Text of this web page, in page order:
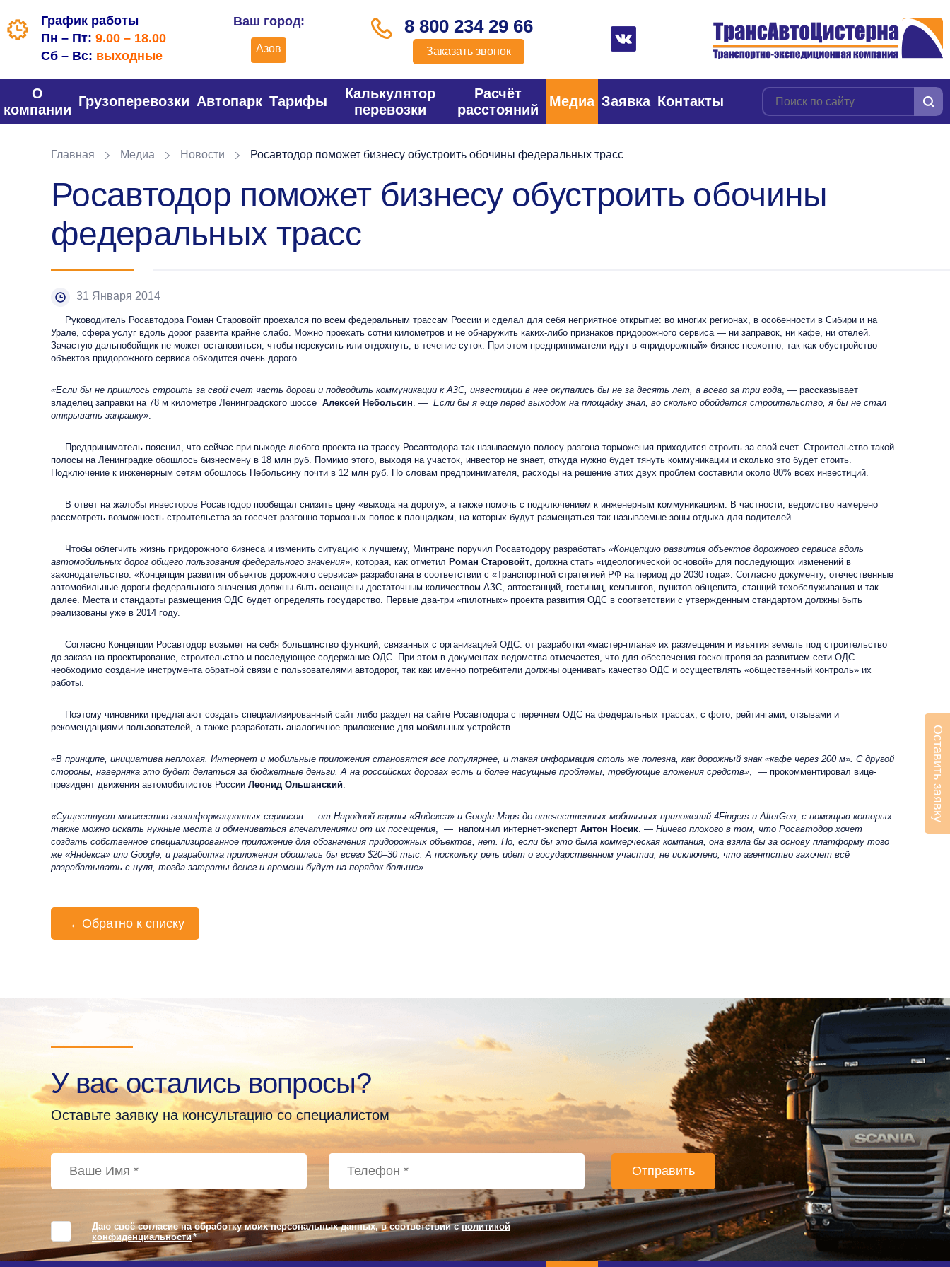
График работы
Пн – Пт: 9.00 – 18.00
Сб – Вс: выходные
Ваш город:
Азов
8 800 234 29 66
Заказать звонок
О
компании
Грузоперевозки Автопарк Тарифы
Калькулятор
перевозки
Расчёт
расстояний
Медиа Заявка Контакты
Главная Медиа Новости Росавтодор поможет бизнесу обустроить обочины федеральных трасс
Росавтодор поможет бизнесу обустроить обочины
федеральных трасс
31 Января 2014
Руководитель Росавтодора Роман Старовойт проехался по всем федеральным трассам России и сделал для себя неприятное открытие: во многих регионах, в особенности в Сибири и на
Урале, сфера услуг вдоль дорог развита крайне слабо. Можно проехать сотни километров и не обнаружить каких-либо признаков придорожного сервиса — ни заправок, ни кафе, ни отелей.
Зачастую дальнобойщик не может остановиться, чтобы перекусить или отдохнуть, в течение суток. При этом предприниматели идут в «придорожный» бизнес неохотно, так как обустройство
объектов придорожного сервиса обходится очень дорого.
«Если бы не пришлось строить за свой счет часть дороги и подводить коммуникации к АЗС, инвестиции в нее окупались бы не за десять лет, а всего за три года, — рассказывает
владелец заправки на 78 м километре Ленинградского шоссе Алексей Небольсин. — Если бы я еще перед выходом на площадку знал, во сколько обойдется строительство, я бы не стал
открывать заправку».
Предприниматель пояснил, что сейчас при выходе любого проекта на трассу Росавтодора так называемую полосу разгона-торможения приходится строить за свой счет. Строительство такой
полосы на Ленинградке обошлось бизнесмену в 18 млн руб. Помимо этого, выходя на участок, инвестор не знает, откуда нужно будет тянуть коммуникации и сколько это будет стоить.
Подключение к инженерным сетям обошлось Небольсину почти в 12 млн руб. По словам предпринимателя, расходы на решение этих двух проблем составили около 80% всех инвестиций.
В ответ на жалобы инвесторов Росавтодор пообещал снизить цену «выхода на дорогу», а также помочь с подключением к инженерным коммуникациям. В частности, ведомство намерено
рассмотреть возможность строительства за госсчет разгонно-тормозных полос к площадкам, на которых будут размещаться так называемые зоны отдыха для водителей.
Чтобы облегчить жизнь придорожного бизнеса и изменить ситуацию к лучшему, Минтранс поручил Росавтодору разработать «Концепцию развития объектов дорожного сервиса вдоль
автомобильных дорог общего пользования федерального значения», которая, как отметил Роман Старовойт, должна стать «идеологической основой» для последующих изменений в
законодательство. «Концепция развития объектов дорожного сервиса» разработана в соответствии с «Транспортной стратегией РФ на период до 2030 года». Согласно документу, отечественные
автомобильные дороги федерального значения должны быть оснащены достаточным количеством АЗС, автостанций, гостиниц, кемпингов, пунктов общепита, станций техобслуживания и так
далее. Места и стандарты размещения ОДС будет определять государство. Первые два-три «пилотных» проекта развития ОДС в соответствии с утвержденным стандартом должны быть
реализованы уже в 2014 году.
Согласно Концепции Росавтодор возьмет на себя большинство функций, связанных с организацией ОДС: от разработки «мастер-плана» их размещения и изъятия земель под строительство
до заказа на проектирование, строительство и последующее содержание ОДС. При этом в документах ведомства отмечается, что для обеспечения госконтроля за развитием сети ОДС
необходимо создание инструмента обратной связи с пользователями автодорог, так как именно потребители должны оценивать качество ОДС и осуществлять «общественный контроль» их
работы.
Поэтому чиновники предлагают создать специализированный сайт либо раздел на сайте Росавтодора с перечнем ОДС на федеральных трассах, с фото, рейтингами, отзывами и
рекомендациями пользователей, а также разработать аналогичное приложение для мобильных устройств.
«В принципе, инициатива неплохая. Интернет и мобильные приложения становятся все популярнее, и такая информация столь же полезна, как дорожный знак «кафе через 200 м». С другой
стороны, наверняка это будет делаться за бюджетные деньги. А на российских дорогах есть и более насущные проблемы, требующие вложения средств», — прокомментировал вице-
президент движения автомобилистов России Леонид Ольшанский.
«Существует множество геоинформационных сервисов — от Народной карты «Яндекса» и Google Maps до отечественных мобильных приложений 4Fingers и AlterGeo, с помощью которых
также можно искать нужные места и обмениваться впечатлениями от их посещения, — напомнил интернет-эксперт Антон Носик. — Ничего плохого в том, что Росавтодор хочет
создать собственное специализированное приложение для обозначения придорожных объектов, нет. Но, если бы это была коммерческая компания, она взяла бы за основу платформу того
же «Яндекса» или Google, и разработка приложения обошлась бы всего $20–30 тыс. А поскольку речь идет о государственном участии, не исключено, что агентство захочет всё
разрабатывать с нуля, тогда затраты денег и времени будут на порядок больше».
← Обратно к списку
У вас остались вопросы?
Оставьте заявку на консультацию со специалистом
Даю своё согласие на обработку моих персональных данных, в соответствии сполитикой
конфиденциальности*
Оставить заявку